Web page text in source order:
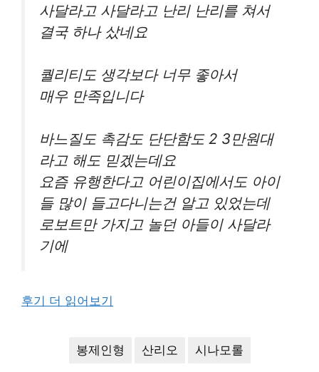
사달라고 사달라고 난리 난리를 쳐서
결국 하나 샀네요
퀄리티도 생각보다 너무 좋아서
매우 만족입니다
바느질도 촉감도 단단함도 2 3만원대
라고 해도 믿겠는데요
요즘 유행한다고 어린이집에서도 아이
들 많이 들고다니는건 알고 있었는데
로보트만 가지고 놀던 아들이 사달라
기에
후기 더 읽어보기
봉제인형 산리오 시나모롤